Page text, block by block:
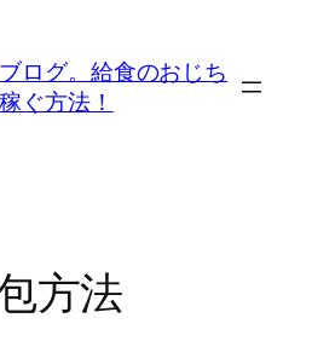
ログ。給食のおじち
ぐ方法！
方法